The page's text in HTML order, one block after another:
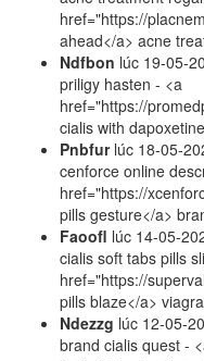
href="https://
ahead</a> acne
Ndfbon lúc 19-05-
priligy hasten - <a
href="https://
cialis with
Pnbfurlúc 18-05-
cenforce online
href="https://
pills gesture</a>
Faoofl lúc 14-05-
cialis soft tabs pills
href="https://
pills blaze</a>
Ndezzg lúc 12-05-
brand cialis quest -